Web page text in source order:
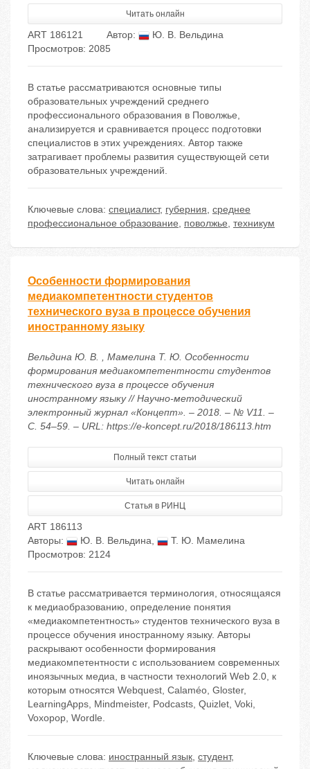
Читать онлайн
ART 186121 Автор:
Ю. В. Вельдина
Просмотров: 2085
В статье рассматриваются основные типы
образовательных учреждений среднего
профессионального образования в Поволжье,
анализируется и сравнивается процесс подготовки
специалистов в этих учреждениях. Автор также
затрагивает проблемы развития существующей сети
образовательных учреждений.
Ключевые слова: специалист, губерния, среднее
профессиональное образование, поволжье, техникум
Особенности формирования
медиакомпетентности студентов
технического вуза в процессе обучения
иностранному языку
Вельдина Ю. В. , Мамелина Т. Ю. Особенности
формирования медиакомпетентности студентов
технического вуза в процессе обучения
иностранному языку // Научно-методический
электронный журнал «Концепт». – 2018. – № V11. –
С. 54–59. – URL: https://e-koncept.ru/2018/186113.htm
Полный текст статьи
Читать онлайн
Статья в РИНЦ
ART 186113
Авторы:
Ю. В. Вельдина,
Т. Ю. Мамелина
Просмотров: 2124
В статье рассматривается терминология, относящаяся
к медиаобразованию, определение понятия
«медиакомпетентность» студентов технического вуза в
процессе обучения иностранному языку. Авторы
раскрывают особенности формирования
медиакомпетентности с использованием современных
иноязычных медиа, в частности технологий Web 2.0, к
которым относятся Webquest, Calaméo, Gloster,
LearningApps, Mindmeister, Podcasts, Quizlet, Voki,
Voxopop, Wordle.
Ключевые слова: иностранный язык, студент,